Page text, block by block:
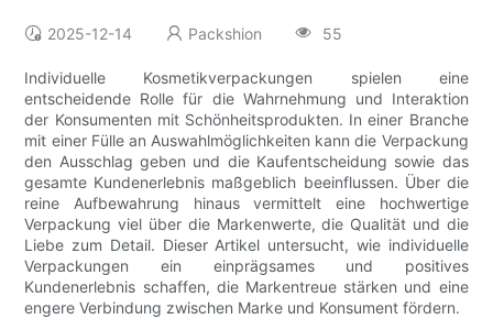
2025-12-14 Packshion 55
Individuelle Kosmetikverpackungen spielen eine
entscheidende Rolle für die Wahrnehmung und Interaktion
der Konsumenten mit Schönheitsprodukten. In einer Branche
mit einer Fülle an Auswahlmöglichkeiten kann die Verpackung
den Ausschlag geben und die Kaufentscheidung sowie das
gesamte Kundenerlebnis maßgeblich beeinflussen. Über die
reine Aufbewahrung hinaus vermittelt eine hochwertige
Verpackung viel über die Markenwerte, die Qualität und die
Liebe zum Detail. Dieser Artikel untersucht, wie individuelle
Verpackungen ein einprägsames und positives
Kundenerlebnis schaffen, die Markentreue stärken und eine
engere Verbindung zwischen Marke und Konsument fördern.